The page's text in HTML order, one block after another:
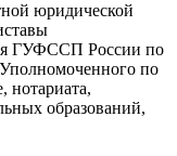
юридической
ГУФССП России по
по
нотариата,
образований,